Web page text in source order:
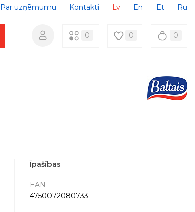
Par uzņēmumu Kontakti Lv En Et Ru
0 0 0
Īpašības
EAN
4750072080733